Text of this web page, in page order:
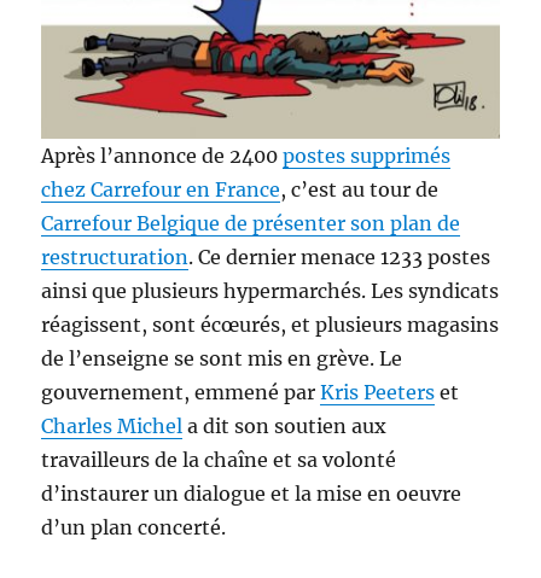
Après l’annonce de 2400postes supprimés
chez Carrefour en France, c’est au tour de
Carrefour Belgique de présenter son plan de
restructuration. Ce dernier menace 1233 postes
ainsi que plusieurs hypermarchés. Les syndicats
réagissent, sont écœurés, et plusieurs magasins
de l’enseigne se sont mis en grève. Le
gouvernement, emmené parKris Peeters et
Charles Michel a dit son soutien aux
travailleurs de la chaîne et sa volonté
d’instaurer un dialogue et la mise en oeuvre
d’un plan concerté.